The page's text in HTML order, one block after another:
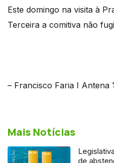
Este domingo na visita à
Terceira a comitiva não
– Francisco Faria I Antena
Mais Notícias
de